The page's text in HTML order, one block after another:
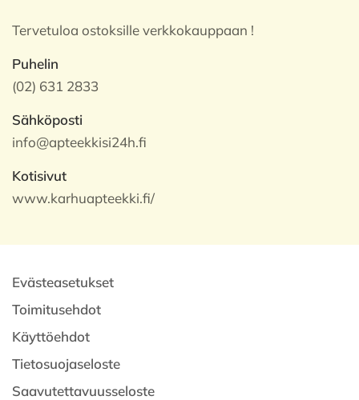
Tervetuloa ostoksille verkkokauppaan !
Puhelin
(02) 631 2833
Sähköposti
info@apteekkisi24h.fi
Kotisivut
www.karhuapteekki.fi/
Evästeasetukset
Toimitusehdot
Käyttöehdot
Tietosuojaseloste
Saavutettavuusseloste